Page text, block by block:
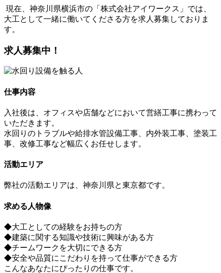
現在、神奈川県横浜市の「株式会社アイワークス」では、
大工として一緒に働いてくださる方を求人募集しておりま
す。
求人募集中！
仕事内容
入社後は、オフィスや店舗などにおいて営繕工事に携わって
いただきます。
水回りのトラブルや給排水管設備工事、内外装工事、塗装工
事、改修工事など幅広くお任せします。
活動エリア
弊社の活動エリアは、神奈川県と東京都です。
求める人物像
◆大工としての経験をお持ちの方
◆建築に関する知識や技術に興味がある方
◆チームワークを大切にできる方
◆安全や品質にこだわりを持って仕事ができる方
こんなあなたにぴったりの仕事です。